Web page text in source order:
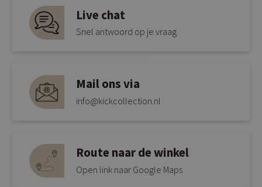
Live chat
Snel antwoord op je vraag
Mail ons via
info@kickcollection.nl
Route naar de winkel
Open link naar Google Maps